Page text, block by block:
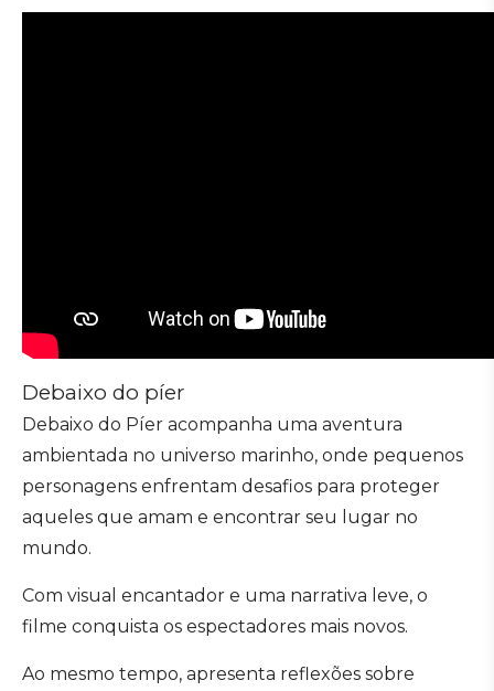
Debaixo do píer
Debaixo do Píer acompanha uma aventura
ambientada no universo marinho, onde pequenos
personagens enfrentam desafios para proteger
aqueles que amam e encontrar seu lugar no
mundo.
Com visual encantador e uma narrativa leve, o
filme conquista os espectadores mais novos.
Ao mesmo tempo, apresenta reflexões sobre